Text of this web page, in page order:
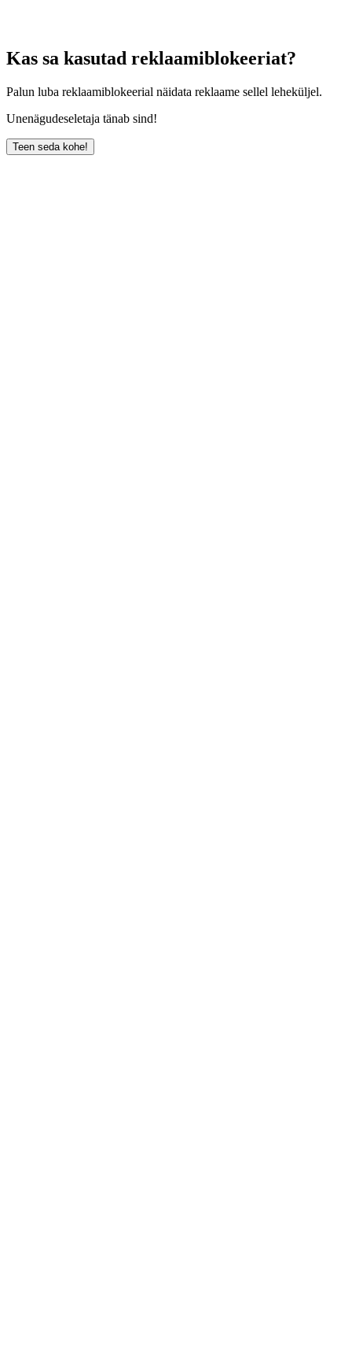
Kas sa kasutad reklaamiblokeeriat?
Palun luba reklaamiblokeerial näidata reklaame sellel leheküljel.
Unenägudeseletaja tänab sind!
Teen seda kohe!